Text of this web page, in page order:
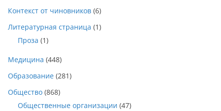
Контекст от чиновников (6)
Литературная страница (1)
Проза (1)
Медицина (448)
Образование (281)
Общество (868)
Общественные организации (47)